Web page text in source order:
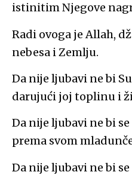
istinitim Njegove
Radi ovoga je Allah,
nebesa i Zemlju.
Da nije ljubavi ne bi
darujući joj toplinu i
Da nije ljubavi ne bi
prema svom
Da nije ljubavi ne bi